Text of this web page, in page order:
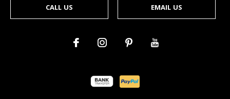
CALL US EMAIL US